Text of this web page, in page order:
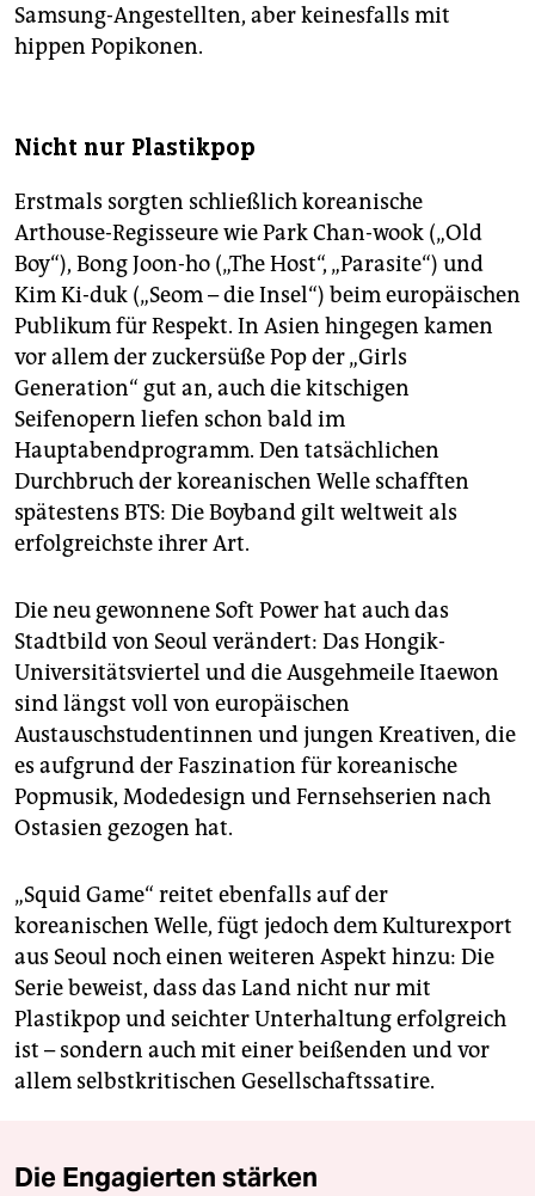
Samsung-Angestellten, aber keinesfalls mit
hippen Pop­ikonen.
Nicht nur Plastikpop
Erstmals sorgten schließlich koreanische
Arthouse-Regisseure wie Park Chan-wook („Old
Boy“), Bong Joon-ho („The Host“, „Parasite“) und
Kim Ki-duk („Seom – die Insel“) beim europäischen
Publikum für Respekt. In Asien hingegen kamen
vor allem der zuckersüße Pop der „Girls
Generation“ gut an, auch die kitschigen
Seifenopern liefen schon bald im
Hauptabendprogramm. Den tatsächlichen
Durchbruch der koreanischen Welle schafften
spätestens BTS: Die Boyband gilt weltweit als
erfolgreichste ihrer Art.
Die neu gewonnene Soft Power hat auch das
Stadtbild von Seoul verändert: Das Hongik-
Universitätsviertel und die Ausgehmeile Itaewon
sind längst voll von europäischen
Austauschstudentinnen und jungen Kreativen, die
es aufgrund der Faszination für koreanische
Popmusik, Modedesign und Fernsehserien nach
Ostasien gezogen hat.
„Squid Game“ reitet ebenfalls auf der
koreanischen Welle, fügt jedoch dem Kulturexport
aus Seoul noch einen weiteren Aspekt hinzu: Die
Serie beweist, dass das Land nicht nur mit
Plastikpop und seichter Unterhaltung erfolgreich
ist – sondern auch mit einer beißenden und vor
allem selbstkritischen Gesellschaftssatire.
Die Engagierten stärken